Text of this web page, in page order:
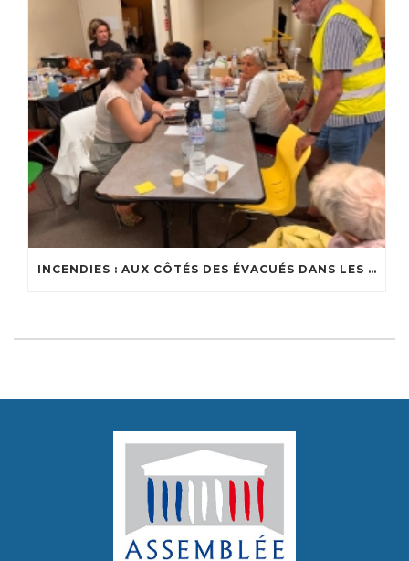
INCENDIES : AUX CÔTÉS DES ÉVACUÉS DANS LES CENTRES D’ACCUEIL DU BASSIN